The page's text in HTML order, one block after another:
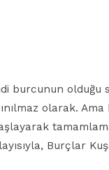
burcunun olduğu
olarak. Ama
Burçlar